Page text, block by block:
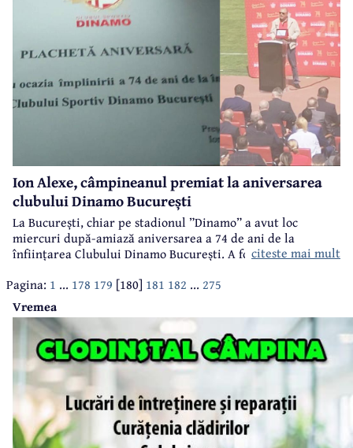
Ion Alexe, câmpineanul premiat la aniversarea
clubului Dinamo București
La București, chiar pe stadionul ”Dinamo” a avut loc
miercuri după-amiază aniversarea a 74 de ani de la
înființarea Clubului Dinamo București. A fost un eveniment
frumoasă plachetă aniversară s-a aflat și un câmpinean -
Ion Alexe, mulți ani component al Clubului Dinamo,
vicecampion olimpic la box, categoria grea, la Jocurile
Olimpice de la Munchen, din anul 1972.
citeste mai mult
Pagina: 1 ... 178 179 [180] 181 182 ... 275
Vremea